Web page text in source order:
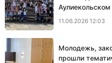
11.06.2026 12:03
Молодежь,
прошли